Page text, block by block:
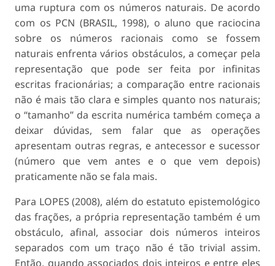
uma ruptura com os números naturais. De acordo
com os PCN (BRASIL, 1998), o aluno que raciocina
sobre os números racionais como se fossem
naturais enfrenta vários obstáculos, a começar pela
representação que pode ser feita por infinitas
escritas fracionárias; a comparação entre racionais
não é mais tão clara e simples quanto nos naturais;
o “tamanho” da escrita numérica também começa a
deixar dúvidas, sem falar que as operações
apresentam outras regras, e antecessor e sucessor
(número que vem antes e o que vem depois)
praticamente não se fala mais.
Para LOPES (2008), além do estatuto epistemológico
das frações, a própria representação também é um
obstáculo, afinal, associar dois números inteiros
separados com um traço não é tão trivial assim.
Então, quando associados dois inteiros e entre eles